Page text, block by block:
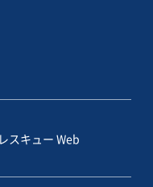
スキュー Web